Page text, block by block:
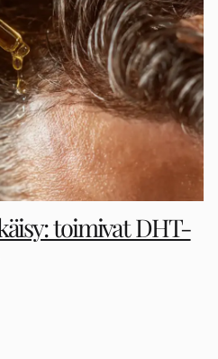
toimivat DHT-